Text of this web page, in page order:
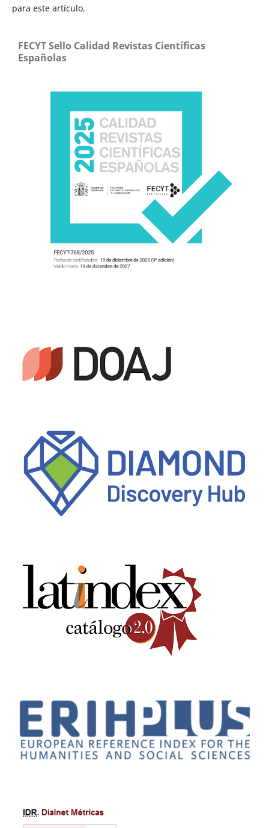
para este artículo.
FECYT Sello Calidad Revistas Científicas
Españolas